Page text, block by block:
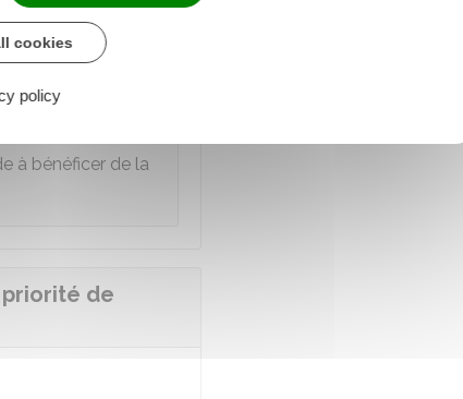
le salarié
seulement si
à bénéficer de la
de
cookies
policy